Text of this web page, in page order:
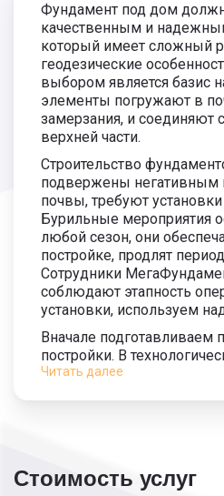
Читать далее
Фундамент под дом
качественным и
который имеет сложный
геодезические
выбором является базис
элементы погружают в
замерзания, и соединяют
верхней части.
Строительство
подвержены негативным
почвы, требуют
Бурильные мероприятия
любой сезон, они
постройке, продлят
Сотрудники
соблюдают этапность
установки, используем
Вначале подготавливаем
постройки. В
данные по обустройству
используем инвентарную
несколько секций.
Стоимость услуг